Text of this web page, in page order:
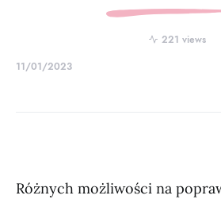
221 views
11/01/2023
Różnych możliwości na